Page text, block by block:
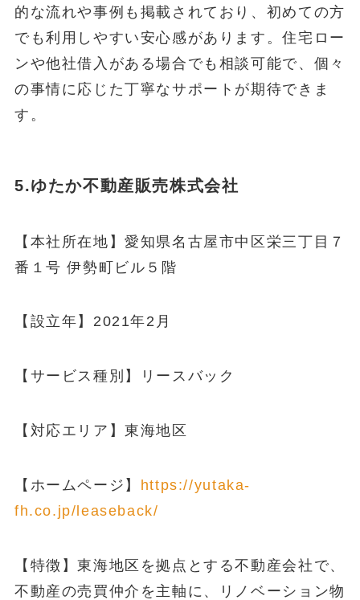
的な流れや事例も掲載されており、初めての方
でも利用しやすい安心感があります。住宅ロー
ンや他社借入がある場合でも相談可能で、個々
の事情に応じた丁寧なサポートが期待できま
す。
5.ゆたか不動産販売株式会社
【本社所在地】愛知県名古屋市中区栄三丁目７
番１号 伊勢町ビル５階
【設立年】2021年2月
【サービス種別】リースバック
【対応エリア】東海地区
【ホームページ】 https://yutaka-
fh.co.jp/leaseback/
【特徴】東海地区を拠点とする不動産会社で、
不動産の売買仲介を主軸に、リノベーション物